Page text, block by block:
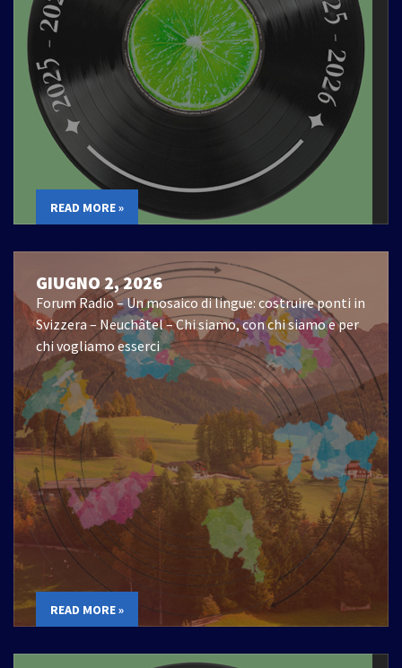
READ MORE »
GIUGNO 2, 2026
Forum Radio – Un mosaico di lingue: costruire ponti in
Svizzera – Neuchâtel – Chi siamo, con chi siamo e per
chi vogliamo esserci
READ MORE »